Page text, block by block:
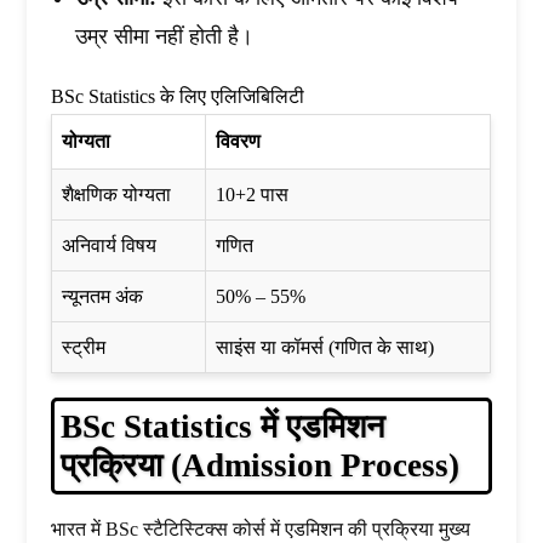
उम्र सीमा नहीं होती है।
BSc Statistics के लिए एलिजिबिलिटी
योग्यता विवरण
शैक्षणिक योग्यता 10+2 पास
अनिवार्य विषय गणित
न्यूनतम अंक 50% – 55%
स्ट्रीम साइंस या कॉमर्स (गणित के साथ)
BSc Statistics में एडमिशन
प्रक्रिया (Admission Process)
भारत में BSc स्टैटिस्टिक्स कोर्स में एडमिशन की प्रक्रिया मुख्य